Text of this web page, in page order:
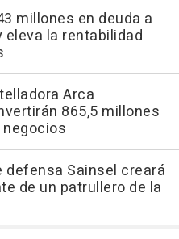
millones en deuda a
eleva la rentabilidad
Arca
865,5 millones
defensa Sainsel creará
de un patrullero de la